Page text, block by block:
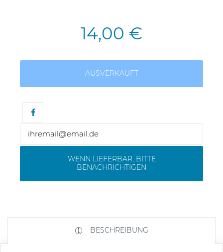
14,00 €
AUSVERKAUFT
WENN LIEFERBAR, BITTE
BENACHRICHTIGEN
BESCHREIBUNG